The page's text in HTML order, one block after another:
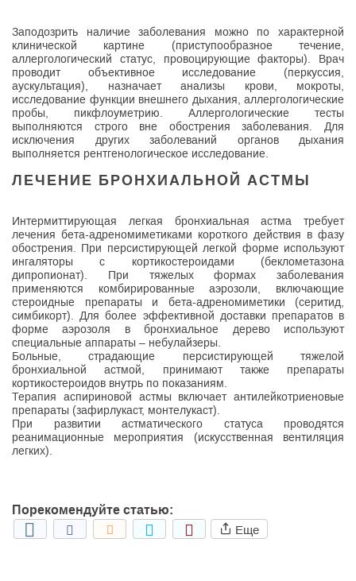
Заподозрить наличие заболевания можно по характерной
клинической картине (приступообразное течение,
аллергологический статус, провоцирующие факторы). Врач
проводит объективное исследование (перкуссия,
аускультация), назначает анализы крови, мокроты,
исследование функции внешнего дыхания, аллергологические
пробы, пикфлоуметрию. Аллергологические тесты
выполняются строго вне обострения заболевания. Для
исключения других заболеваний органов дыхания
выполняется рентгенологическое исследование.
ЛЕЧЕНИЕ БРОНХИАЛЬНОЙ АСТМЫ
Интермиттирующая легкая бронхиальная астма требует
лечения бета-адреномиметиками короткого действия в фазу
обострения. При персистирующей легкой форме используют
ингаляторы с кортикостероидами (беклометазона
дипропионат). При тяжелых формах заболевания
применяются комбирированные аэрозоли, включающие
стероидные препараты и бета-адреномиметики (серитид,
симбикорт). Для более эффективной доставки препаратов в
форме аэрозоля в бронхиальное дерево используют
специальные аппараты – небулайзеры.
Больные, страдающие персистирующей тяжелой
бронхиальной астмой, принимают также препараты
кортикостероидов внутрь по показаниям.
Терапия аспириновой астмы включает антилейкотриеновые
препараты (зафирлукаст, монтелукаст).
При развитии астматического статуса проводятся
реанимационные мероприятия (искусственная вентиляция
легких).
Порекомендуйте статью:
Еще